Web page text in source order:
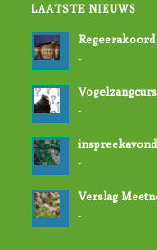
LAATSTE NIEUWS
-
-
-
Verslag
-